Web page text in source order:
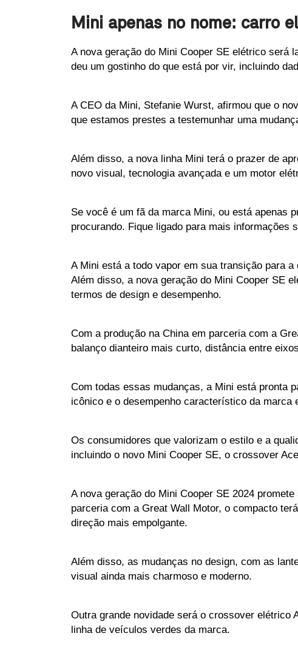
Mini apenas no nome: carro
A nova geração do Mini Cooper SE elétrico será
deu um gostinho do que está por vir, incluindo
A CEO da Mini, Stefanie Wurst, afirmou que o
que estamos prestes a testemunhar uma
Além disso, a nova linha Mini terá o prazer de
novo visual, tecnologia avançada e um motor
Se você é um fã da marca Mini, ou está apenas
procurando. Fique ligado para mais informações
A Mini está a todo vapor em sua transição para
Além disso, a nova geração do Mini Cooper SE
termos de design e desempenho.
Com a produção na China em parceria com a
balanço dianteiro mais curto, distância entre
Com todas essas mudanças, a Mini está pronta
icônico e o desempenho característico da
Os consumidores que valorizam o estilo e a
incluindo o novo Mini Cooper SE, o crossover
A nova geração do Mini Cooper SE 2024
parceria com a Great Wall Motor, o compacto
direção mais empolgante.
Além disso, as mudanças no design, com as
visual ainda mais charmoso e moderno.
Outra grande novidade será o crossover elétrico
linha de veículos verdes da marca.